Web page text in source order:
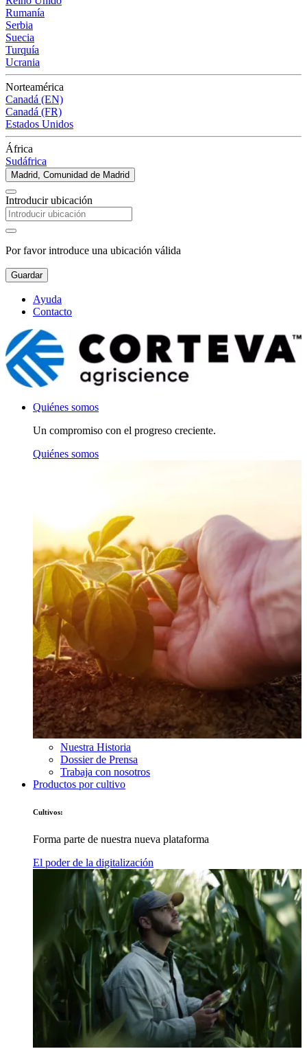
Rumanía
Serbia
Suecia
Turquía
Ucrania
Norteamérica
Canadá (EN)
Canadá (FR)
Estados Unidos
África
Sudáfrica
Madrid, Comunidad de Madrid
Introducir ubicación
Por favor introduce una ubicación válida
Guardar
Ayuda
Contacto
Quiénes somos
Un compromiso con el progreso creciente.
Quiénes somos
Nuestra Historia
Dossier de Prensa
Trabaja con nosotros
Productos por cultivo
Cultivos:
Forma parte de nuestra nueva plataforma
El poder de la digitalización